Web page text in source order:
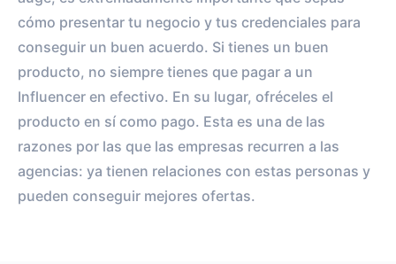
cómo presentar tu negocio y tus credenciales para
conseguir un buen acuerdo. Si tienes un buen
producto, no siempre tienes que pagar a un
Influencer en efectivo. En su lugar, ofréceles el
producto en sí como pago. Esta es una de las
razones por las que las empresas recurren a las
agencias: ya tienen relaciones con estas personas y
pueden conseguir mejores ofertas.